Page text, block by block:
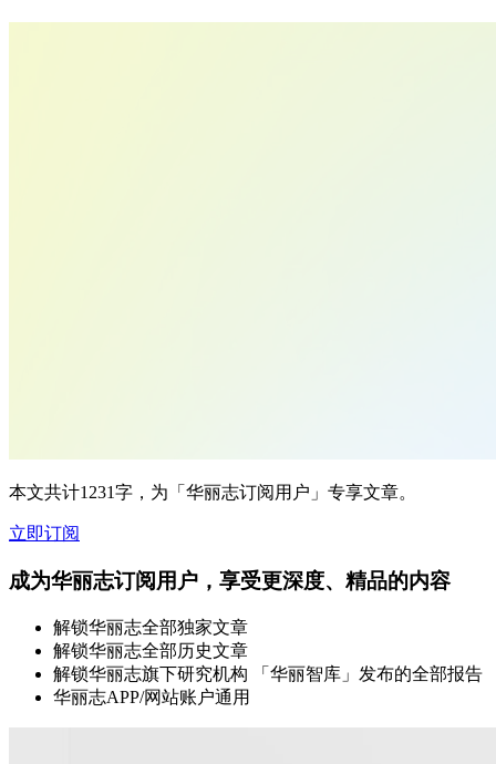
本文共计1231字，为「华丽志订阅用户」专享文章。
立即订阅
成为华丽志订阅用户，享受更深度、精品的内容
解锁华丽志全部独家文章
解锁华丽志全部历史文章
解锁华丽志旗下研究机构 「华丽智库」发布的全部报告
华丽志APP/网站账户通用